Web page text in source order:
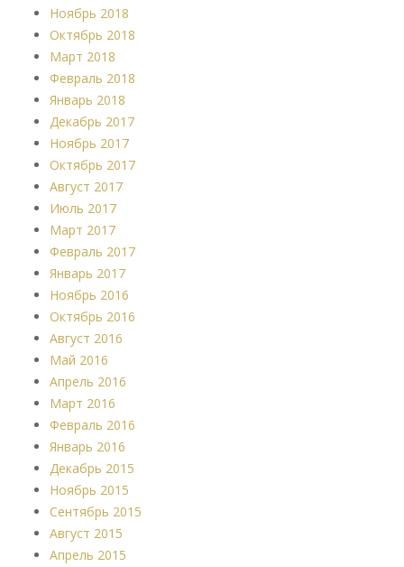
Ноябрь 2018
Октябрь 2018
Март 2018
Февраль 2018
Январь 2018
Декабрь 2017
Ноябрь 2017
Октябрь 2017
Август 2017
Июль 2017
Март 2017
Февраль 2017
Январь 2017
Ноябрь 2016
Октябрь 2016
Август 2016
Май 2016
Апрель 2016
Март 2016
Февраль 2016
Январь 2016
Декабрь 2015
Ноябрь 2015
Сентябрь 2015
Август 2015
Апрель 2015